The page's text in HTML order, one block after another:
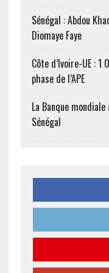
Sénégal : Abdou
Diomaye Faye
Côte d’Ivoire-UE :
phase de l’APE
La Banque
Sénégal